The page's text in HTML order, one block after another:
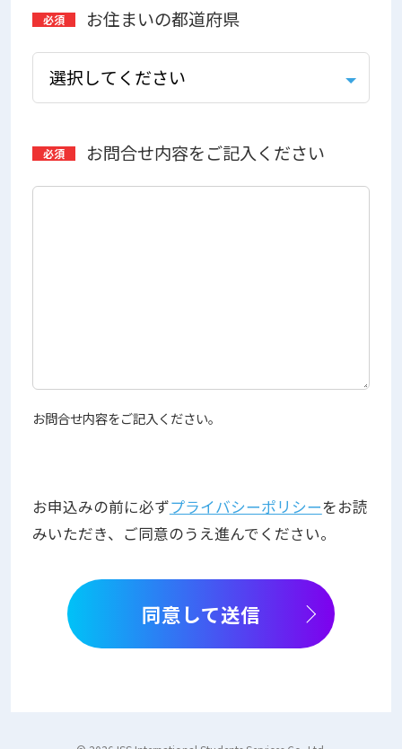
お住まいの都道府県
お問合せ内容をご記入ください
お問合せ内容をご記入ください。
お申込みの前に必ずプライバシーポリシーをお読
みいただき、ご同意のうえ進んでください。
同意して送信